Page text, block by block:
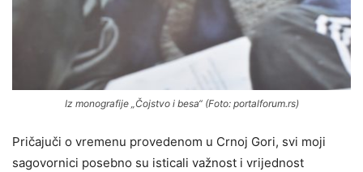
Iz monografije „Čojstvo i besa“ (Foto: portalforum.rs)
Pričajuči o vremenu provedenom u Crnoj Gori, svi moji
sagovornici posebno su isticali važnost i vrijednost